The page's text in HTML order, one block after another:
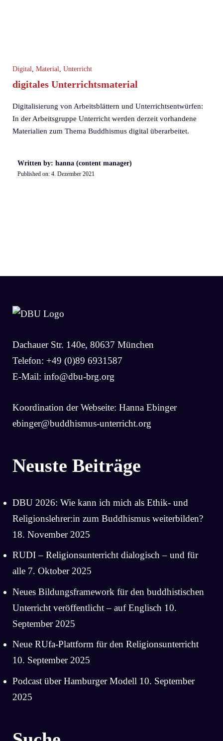
Digital Material Unterricht
digitales Unterrichtsmaterial
Digitalisierung von Arbeitsblättern und Unterrichtsentwürfen:
In der Arbeitsgruppe Unterricht werden derzeit vorhandene
Materialien zum Thema Buddhismus digital überarbeitet.
Written by: hanna (content manager)
Published on: 4. Dezember 2021
Dachauer Str. 140e, 80637 München
Telefon: +49 (0)89 6931587
E-Mail: info@dbu-brg.org
Koordination der Webseite: Hanna Ebinger
ebinger@buddhismus-unterricht.org
Neuste Beiträge
DBU 2026: Wie kann ich mich als Ethik- und
Religionslehrer:in zum Buddhismus weiterbilden?
18. November 2025
RUDI – Religionsunterricht dialogisch – und für
alle 7. Oktober 2025
Neues Bildungsframework für den buddhistischen
Unterricht veröffentlicht – auf Englisch 10.
September 2025
Neue RUfa-Plattform für den Religionsunterricht
10. September 2025
Podcast über Hamburger Modell 10. September
2025